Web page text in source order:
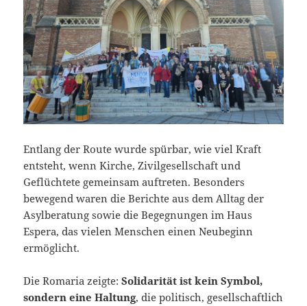
Entlang der Route wurde spürbar, wie viel Kraft
entsteht, wenn Kirche, Zivilgesellschaft und
Geflüchtete gemeinsam auftreten. Besonders
bewegend waren die Berichte aus dem Alltag der
Asylberatung sowie die Begegnungen im Haus
Espera, das vielen Menschen einen Neubeginn
ermöglicht.
Die Romaria zeigte:Solidarität ist kein Symbol,
sondern eine Haltung, die politisch, gesellschaftlich